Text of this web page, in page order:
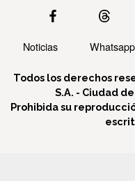
Noticias
Todos los derechos
S.A. - Ciudad
Prohibida su